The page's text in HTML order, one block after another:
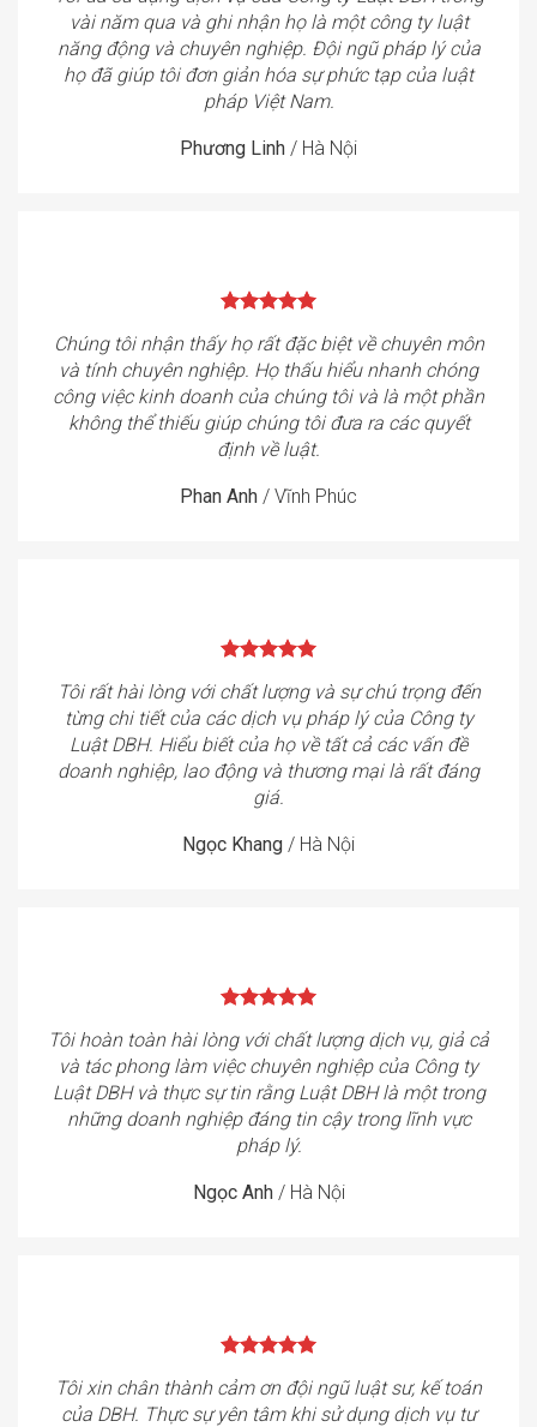
vài năm qua và ghi nhận họ là một công ty luật
năng động và chuyên nghiệp. Đội ngũ pháp lý của
họ đã giúp tôi đơn giản hóa sự phức tạp của luật
pháp Việt Nam.
Phương Linh / Hà Nội
Chúng tôi nhận thấy họ rất đặc biệt về chuyên môn
và tính chuyên nghiệp. Họ thấu hiểu nhanh chóng
công việc kinh doanh của chúng tôi và là một phần
không thể thiếu giúp chúng tôi đưa ra các quyết
định về luật.
Phan Anh / Vĩnh Phúc
Tôi rất hài lòng với chất lượng và sự chú trọng đến
từng chi tiết của các dịch vụ pháp lý của Công ty
Luật DBH. Hiểu biết của họ về tất cả các vấn đề
doanh nghiệp, lao động và thương mại là rất đáng
giá.
Ngọc Khang / Hà Nội
Tôi hoàn toàn hài lòng với chất lượng dịch vụ, giả cả
và tác phong làm việc chuyên nghiệp của Công ty
Luật DBH và thực sự tin rằng Luật DBH là một trong
những doanh nghiệp đáng tin cậy trong lĩnh vực
pháp lý.
Ngọc Anh / Hà Nội
Tôi xin chân thành cảm ơn đội ngũ luật sư, kế toán
của DBH. Thực sự yên tâm khi sử dụng dịch vụ tư